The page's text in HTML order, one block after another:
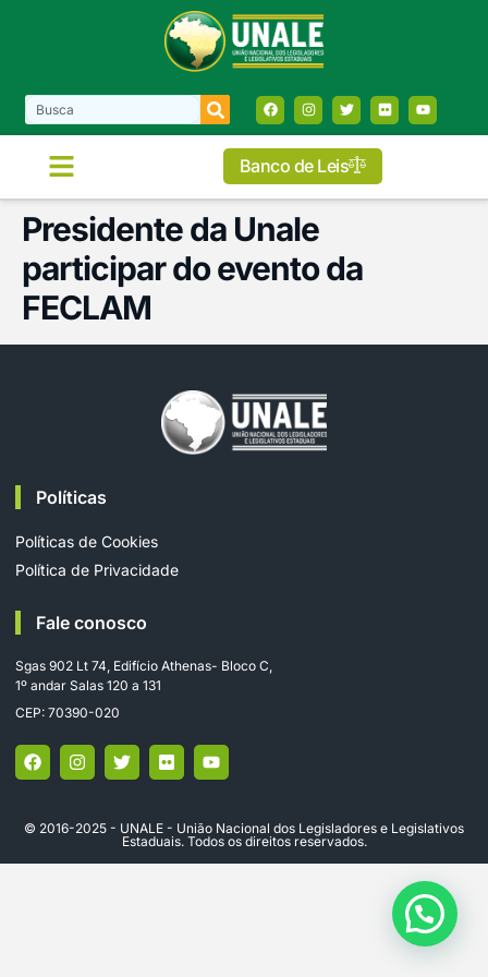
Banco de Leis
Presidente da Unale
participar do evento da
FECLAM
Políticas
Políticas de Cookies
Política de Privacidade
Fale conosco
Sgas 902 Lt 74, Edifício Athenas- Bloco C,
1º andar Salas 120 a 131
CEP: 70390-020
© 2016-2025 - UNALE - União Nacional dos Legisladores e Legislativos
Estaduais. Todos os direitos reservados.